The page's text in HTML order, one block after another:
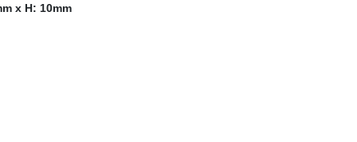
x H: 10mm